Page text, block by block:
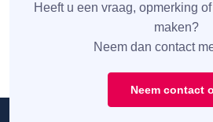
Heeft u een vraag, opmerking
maken?
Neem dan contact
Neem contact